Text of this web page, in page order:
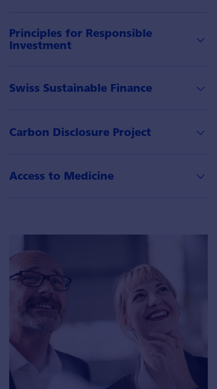
Principles for Responsible
Investment
Swiss Sustainable Finance
Carbon Disclosure Project
Access to Medicine